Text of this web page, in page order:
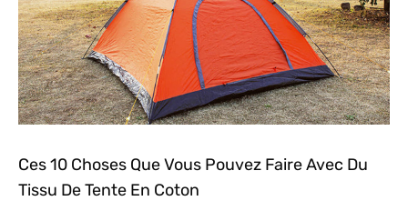
Ces 10 Choses Que Vous Pouvez Faire Avec Du
Tissu De Tente En Coton